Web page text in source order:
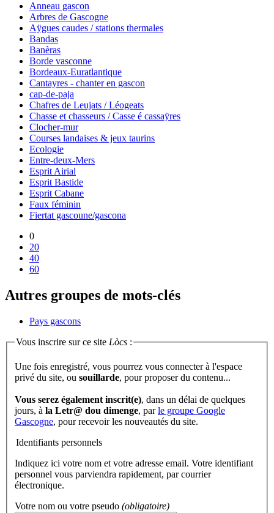
Anneau gascon
Arbres de Gascogne
Aÿgues caudes / stations thermales
Bandas
Banèras
Borde vasconne
Bordeaux-Euratlantique
Cantayres - chanter en gascon
cap-de-paja
Chafres de Leujats / Léogeats
Chasse et chasseurs / Casse é cassaÿres
Clocher-mur
Courses landaises & jeux taurins
Ecologie
Entre-deux-Mers
Esprit Airial
Esprit Bastide
Esprit Cabane
Faux féminin
Fiertat gascoune/gascona
0
20
40
60
Autres groupes de mots-clés
Pays gascons
Vous inscrire sur ce site Lòcs :
Une fois enregistré, vous pourrez vous connecter à l'espace
privé du site, ou souillarde , pour proposer du contenu...
Vous serez également inscrit(e), dans un délai de quelques
jours, à la Letr@ dou dimenge, parle groupe Google
Gascogne, pour recevoir les nouveautés du site.
Identifiants personnels
Indiquez ici votre nom et votre adresse email. Votre identifiant
personnel vous parviendra rapidement, par courrier
électronique.
Votre nom ou votre pseudo (obligatoire)